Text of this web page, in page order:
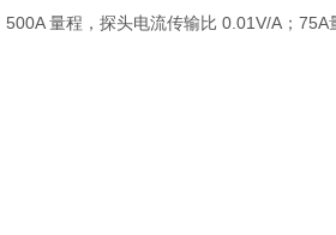
500A量程，探头电流传输比 0.01V/A ； 75A